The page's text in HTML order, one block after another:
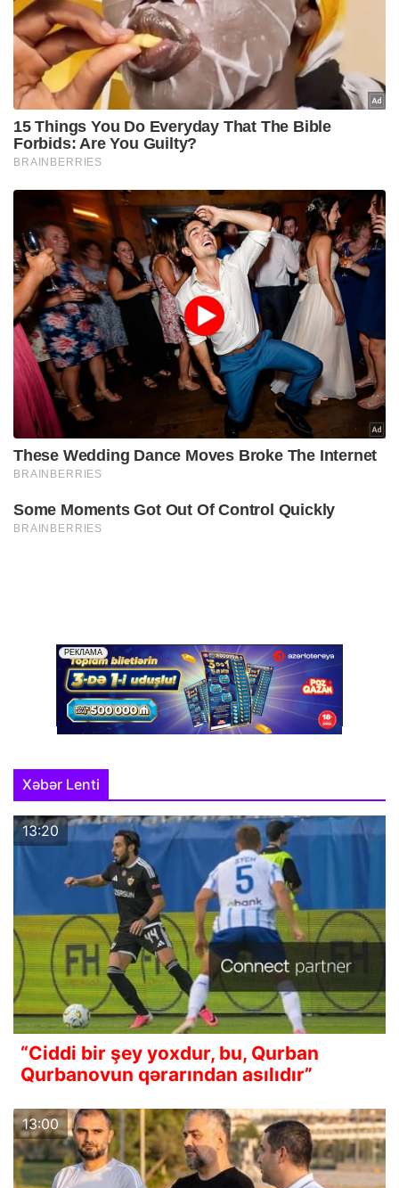
Xəbər Lenti
13:20
“Ciddi bir şey yoxdur, bu, Qurban
Qurbanovun qərarından asılıdır”
13:00